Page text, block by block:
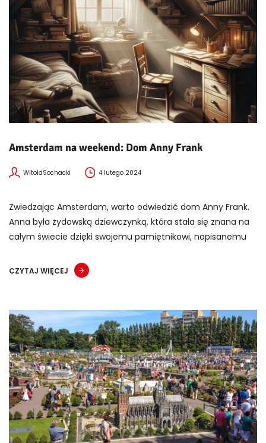
Amsterdam na weekend: Dom Anny Frank
WitoldSochacki 4 lutego 2024
Zwiedzając Amsterdam, warto odwiedzić dom Anny Frank.
Anna była żydowską dziewczynką, która stała się znana na
całym świecie dzięki swojemu pamiętnikowi, napisanemu
CZYTAJ WIĘCEJ